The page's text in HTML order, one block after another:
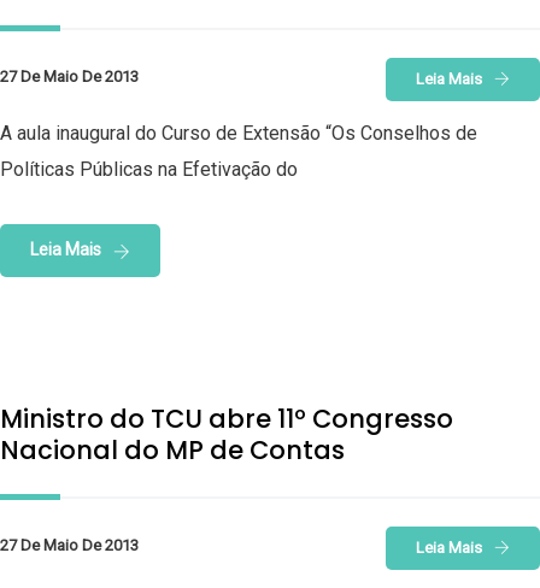
27 De Maio De 2013 Leia Mais
A aula inaugural do Curso de Extensão “Os Conselhos de
Políticas Públicas na Efetivação do
Leia Mais
Ministro do TCU abre 11º Congresso
Nacional do MP de Contas
27 De Maio De 2013 Leia Mais